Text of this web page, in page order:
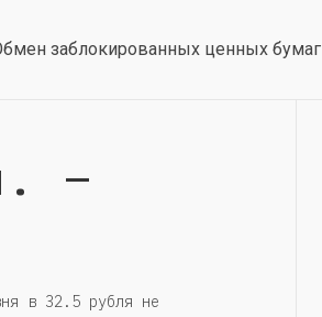
заблокированных ценных бумаг
–
в 32.5 рубля не